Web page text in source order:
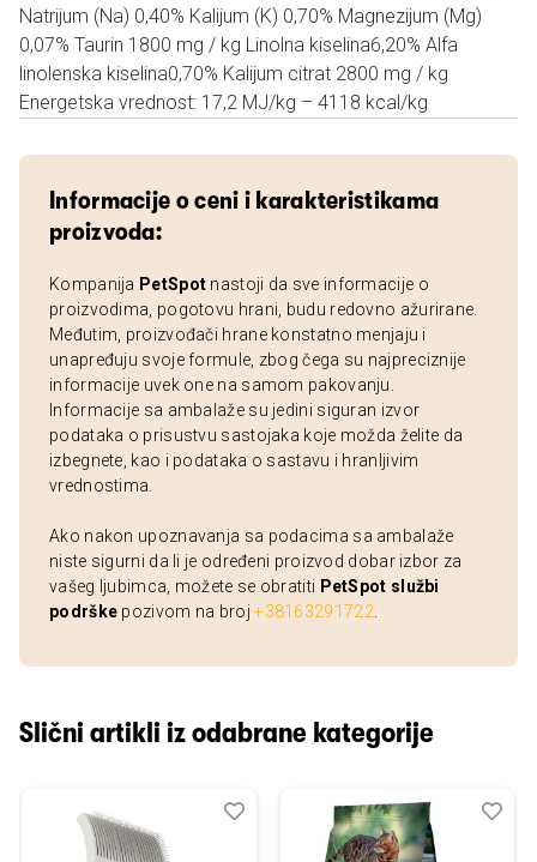
Natrijum (Na) 0,40% Kalijum (K) 0,70% Magnezijum (Mg)
0,07% Taurin 1800 mg / kg Linolna kiselina6,20% Alfa
linolenska kiselina0,70% Kalijum citrat 2800 mg / kg
Energetska vrednost: 17,2 MJ/kg – 4118 kcal/kg
Informacije o ceni i karakteristikama
proizvoda:
Kompanija PetSpot nastoji da sve informacije o
proizvodima, pogotovu hrani, budu redovno ažurirane.
Međutim, proizvođači hrane konstatno menjaju i
unapređuju svoje formule, zbog čega su najpreciznije
informacije uvek one na samom pakovanju.
Informacije sa ambalaže su jedini siguran izvor
podataka o prisustvu sastojaka koje možda želite da
izbegnete, kao i podataka o sastavu i hranljivim
vrednostima.
Ako nakon upoznavanja sa podacima sa ambalaže
niste sigurni da li je određeni proizvod dobar izbor za
vašeg ljubimca, možete se obratiti PetSpot službi
podrške pozivom na broj+38163291722
Slični artikli iz odabrane kategorije
Dodaj
Uporedi